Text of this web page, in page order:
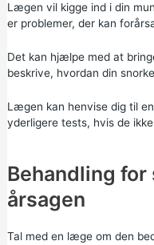
Lægen vil kigge ind i din
er problemer, der kan
Det kan hjælpe med at
beskrive, hvordan din
Lægen kan henvise dig til
yderligere tests, hvis de
Behandling
årsagen
Tal med en læge om den